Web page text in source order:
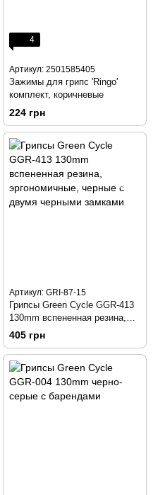
4
Артикул: 2501585405
Зажимы для грипс 'Ringo'
комплект, коричневые
224 грн
Артикул: GRI-87-15
Грипсы Green Cycle GGR-413
130mm вспененная резина,
эргономичные, черные с
двумя черными замками
405 грн